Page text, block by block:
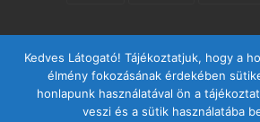
Keresés az oldalon
Kedves Látogató! Tájékoztatjuk, hogy a
élmény fokozásának érdekében
honlapunk használatával ön a
veszi és a sütik használatába